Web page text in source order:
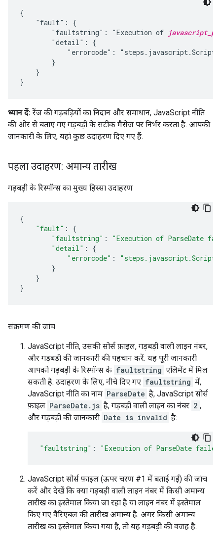
{
    "fault": {
        "faultstring": "Execution of
        "detail": {
"errorcode":
        }
    }
ध्यान दें: रेंज की गड़बड़ियों का निदान और समाधान, JavaScript नीति
की ओर से बताए गए गड़बड़ी के सटीक मैसेज पर निर्भर करता है. आपकी
जानकारी के लिए, यहां कुछ उदाहरण दिए गए हैं.
पहला उदाहरण: अमान्य तारीख
गड़बड़ी के रिस्पॉन्स का मुख्य हिस्सा उदाहरण
{
"fault" :
{
"faultstring" :
"Execution of ParseDate
"detail" :
{
"errorcode" :
}
}
}
संक्रमण की जांच
JavaScript नीति, उसकी सोर्स फ़ाइल, गड़बड़ी वाली लाइन नंबर,
और गड़बड़ी की जानकारी की पहचान करें. यह पूरी जानकारी
आपको गड़बड़ी के रिस्पॉन्स के faultstring एलिमेंट में मिल
सकती है. उदाहरण के लिए, नीचे दिए गए faultstring में,
JavaScript नीति का नाम ParseDate है, JavaScript सोर्स
फ़ाइल ParseDate.js है, गड़बड़ी वाली लाइन का नंबर 2 ,
और गड़बड़ी की जानकारी Date is invalid है:
"faultstring" : "Execution of ParseDate
JavaScript सोर्स फ़ाइल (ऊपर चरण #1 में बताई गई) की जांच
करें और देखें कि क्या गड़बड़ी वाली लाइन नंबर में किसी अमान्य
तारीख का इस्तेमाल किया जा रहा है या लाइन नंबर में इस्तेमाल
किए गए वैरिएबल की तारीख अमान्य है. अगर किसी अमान्य
तारीख का इस्तेमाल किया गया है, तो यह गड़बड़ी की वजह है.